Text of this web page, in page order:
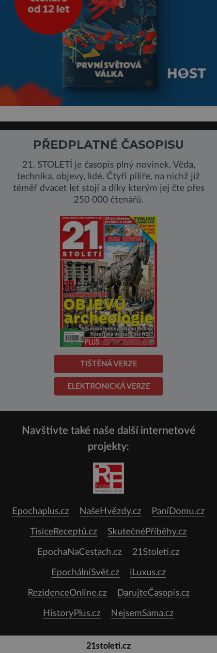
PŘEDPLATNÉ ČASOPISU
21. STOLETÍ je časopis plný novinek. Věda,
technika, objevy, lidé. Čtyři pilíře, na nichž již
téměř dvacet let stojí a díky kterým jej čte přes
250 000 čtenářů.
TIŠTĚNÁ VERZE
ELEKTRONICKÁ VERZE
Navštivte také naše další internetové
projekty:
Epochaplus.cz NašeHvězdy.cz PaníDomu.cz
TisíceReceptů.cz SkutečnéPříběhy.cz
EpochaNaCestach.cz 21Stoleti.cz
EpochálníSvět.cz iLuxus.cz
RezidenceOnline.cz DarujteČasopis.cz
HistoryPlus.cz NejsemSama.cz
21stoleti.cz